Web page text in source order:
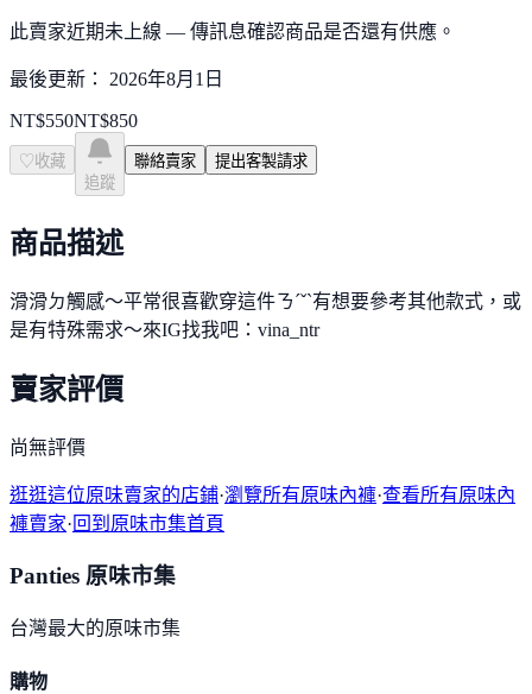
此賣家近期未上線 — 傳訊息確認商品是否還有供應。
最後更新： 2026年8月1日
NT$550NT$850
♡ 收藏
追蹤
聯絡賣家 提出客製請求
商品描述
滑滑ㄉ觸感～平常很喜歡穿這件ㄋˊˇˋ有想要參考其他款式，或
是有特殊需求～來IG找我吧：vina_ntr
賣家評價
尚無評價
逛逛這位原味賣家的店鋪·瀏覽所有原味內褲·查看所有原味內
褲賣家·回到原味市集首頁
Panties 原味市集
台灣最大的原味市集
購物